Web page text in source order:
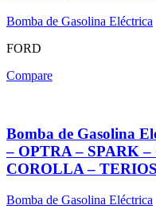
Bomba de Gasolina Eléctrica
FORD
Compare
Bomba de Gasolina
– OPTRA – SPARK
COROLLA – TERIOS
Bomba de Gasolina Eléctrica